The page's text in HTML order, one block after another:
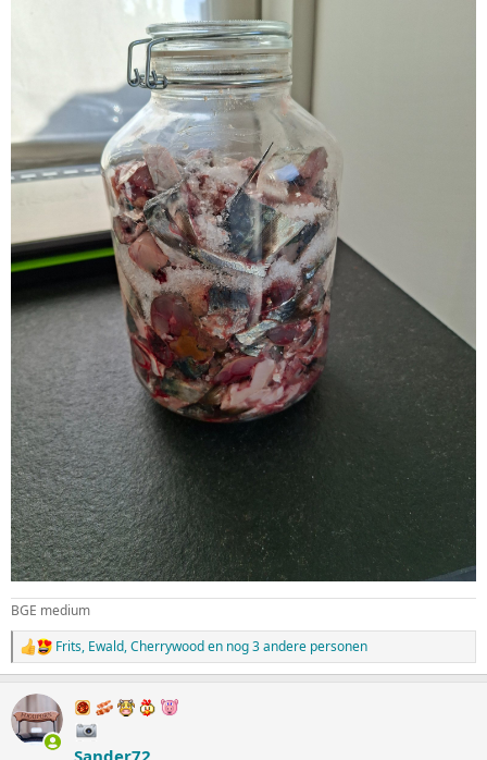
BGE medium
W
a
r
d
e
Frits, Ewald,Cherrywooden nog 3 andere personen